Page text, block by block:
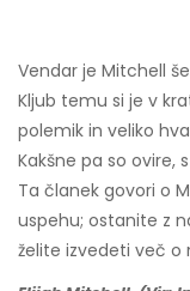
Vendar je Mitchell
Kljub temu si je v
polemik in veliko
Kakšne pa so ovire,
Ta članek govori o
uspehu; ostanite z
želite izvedeti več o